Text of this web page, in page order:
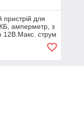
пристрій для
амперметр, з
12В.Макс. струм
6А.Макс.Емн